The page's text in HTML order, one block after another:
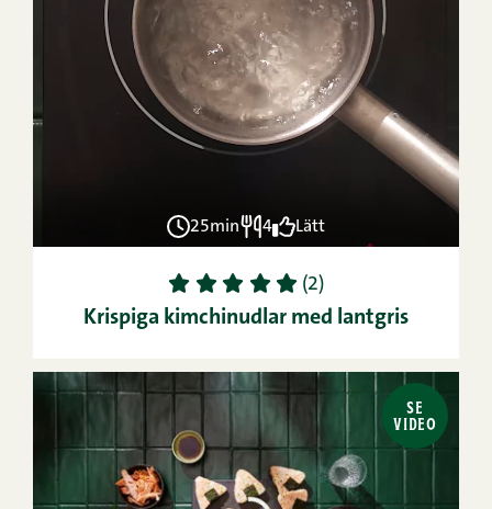
25min 4 Lätt
1 2 3 4 5 (2)
Krispiga kimchinudlar med lantgris
SE
VIDEO